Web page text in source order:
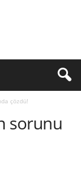
çözdü!
sorunu